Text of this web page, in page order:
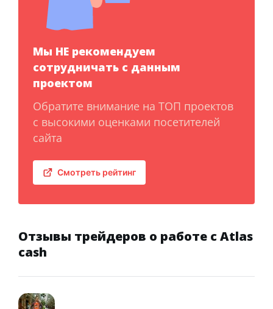
Мы НЕ рекомендуем
сотрудничать с данным
проектом
Обратите внимание на ТОП проектов
с высокими оценками посетителей
сайта
Смотреть рейтинг
Отзывы трейдеров о работе с Atlas
cash